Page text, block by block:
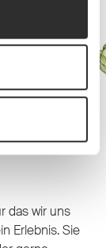
das wir uns
Erlebnis. Sie